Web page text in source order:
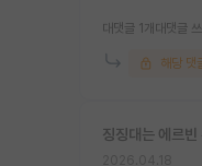
대댓글 1개 대댓글 쓰
해당 댓
징징대는 에르빈